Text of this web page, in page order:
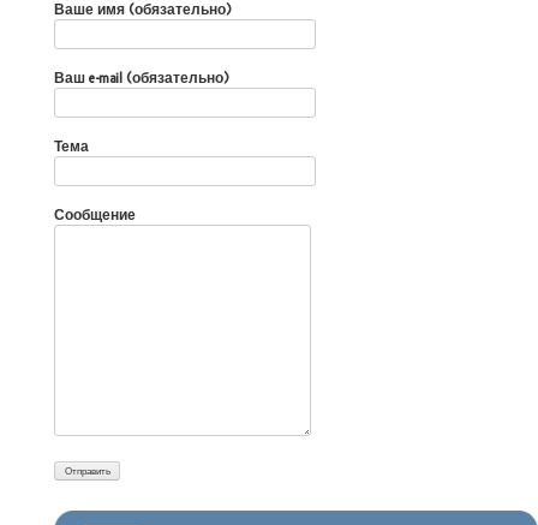
Ваше имя (обязательно)
Ваш e-mail (обязательно)
Тема
Сообщение